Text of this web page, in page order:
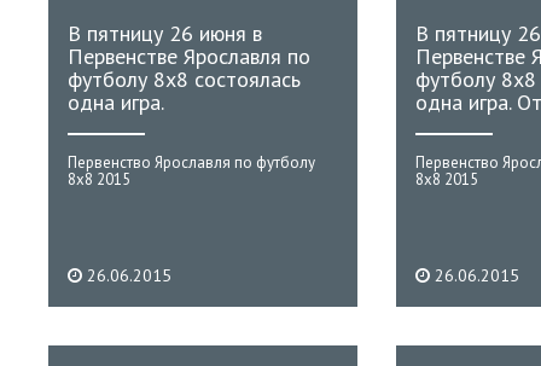
В пятницу 26 июня в
Первенстве Ярославля по
футболу 8x8 состоялась
одна игра.
Первенство Ярославля по футболу
8х8 2015
26.06.2015
В пятницу
Первенстве
футболу 8x8
одна игра.
Первенство
8х8 2015
26.06.2015